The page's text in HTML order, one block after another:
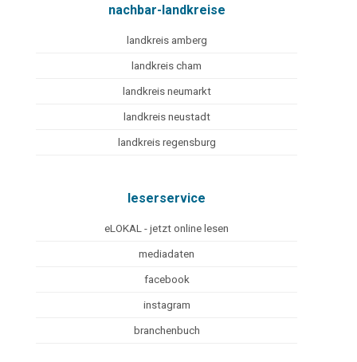
nachbar-landkreise
landkreis amberg
landkreis cham
landkreis neumarkt
landkreis neustadt
landkreis regensburg
leserservice
eLOKAL - jetzt online lesen
mediadaten
facebook
instagram
branchenbuch